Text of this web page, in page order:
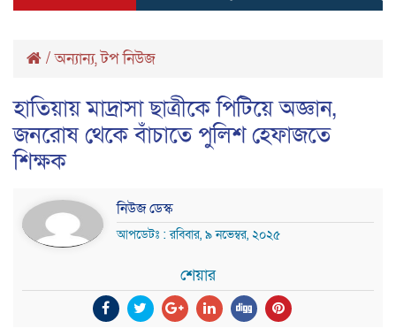
/অন্যান্য,টপ নিউজ
হাতিয়ায় মাদ্রাসা ছাত্রীকে পিটিয়ে অজ্ঞান,
জনরোষ থেকে বাঁচাতে পুলিশ হেফাজতে
শিক্ষক
নিউজ ডেস্ক
আপডেটঃ : রবিবার, ৯ নভেম্বর, ২০২৫
শেয়ার